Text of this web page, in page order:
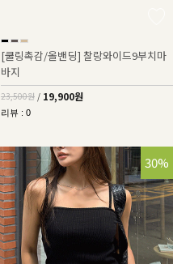
[쿨링촉감/올밴딩] 찰랑와이드9부치마
바지
23,500원 / 19,900원
리뷰 : 0
30%